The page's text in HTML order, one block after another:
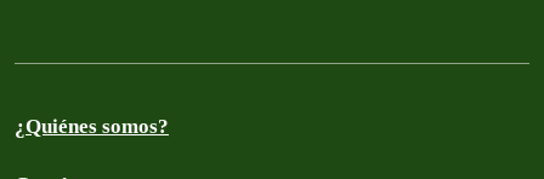
¿Quiénes somos?